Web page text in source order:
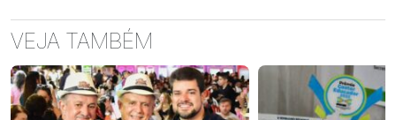
VEJA TAMBÉM